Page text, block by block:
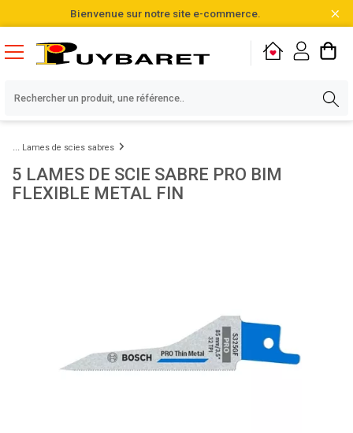
Bienvenue sur notre site e-commerce.
Lames de scies sabres
5 LAMES DE SCIE SABRE PRO BIM
FLEXIBLE METAL FIN